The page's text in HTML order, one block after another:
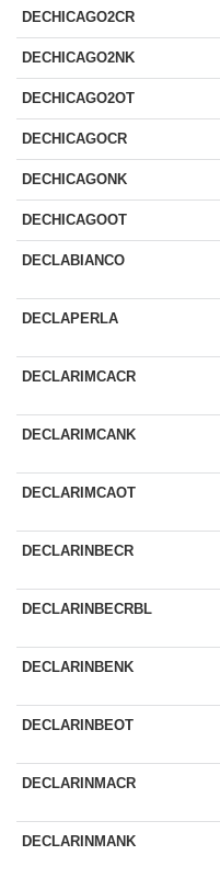
DECHICAGO2CR
DECHICAGO2NK
DECHICAGO2OT
DECHICAGOCR
DECHICAGONK
DECHICAGOOT
DECLABIANCO
DECLAPERLA
DECLARIMCACR
DECLARIMCANK
DECLARIMCAOT
DECLARINBECR
DECLARINBECRBL
DECLARINBENK
DECLARINBEOT
DECLARINMACR
DECLARINMANK